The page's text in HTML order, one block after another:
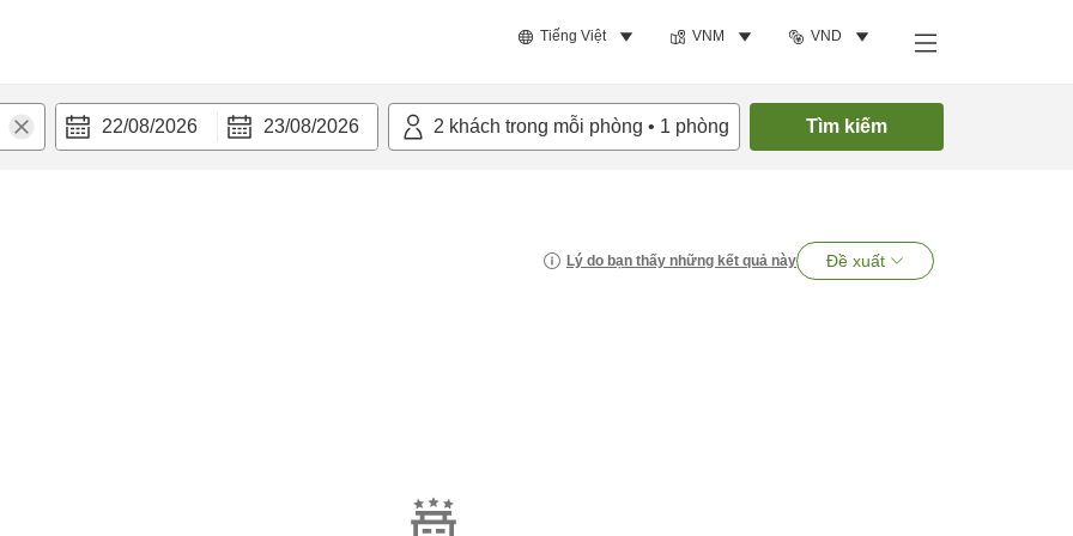
Tiếng Việt VNM VND
22/08/2026 23/08/2026 2 khách trong mỗi phòng • 1 phòng Tìm kiếm
Lý do bạn thấy những kết quả này Đề xuất